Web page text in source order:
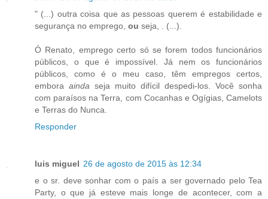
" (...) outra coisa que as pessoas querem é estabilidade e
segurança no emprego, ou seja, . (...).
Ó Renato, emprego certo só se forem todos funcionários
públicos, o que é impossível. Já nem os funcionários
públicos, como é o meu caso, têm empregos certos,
embora ainda seja muito difícil despedi-los. Você sonha
com paraísos na Terra, com Cocanhas e Ogígias, Camelots
e Terras do Nunca.
Responder
luis miguel 26 de agosto de 2015 às 12:34
e o sr. deve sonhar com o país a ser governado pelo Tea
Party, o que já esteve mais longe de acontecer, com a